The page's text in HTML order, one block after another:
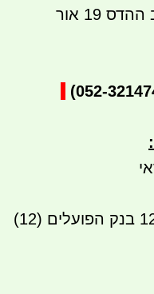
ניתן לבצע איסוף עצמי - רחוב ההדס 19 אור
(052-
:
העברה בנקאית לחשבון 12230 בנק הפועלים (12)